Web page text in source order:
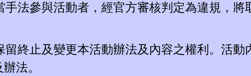
手法參與活動者，經官方審核判定為違規，
留終止及變更本活動辦法及內容之權利。活動
法。